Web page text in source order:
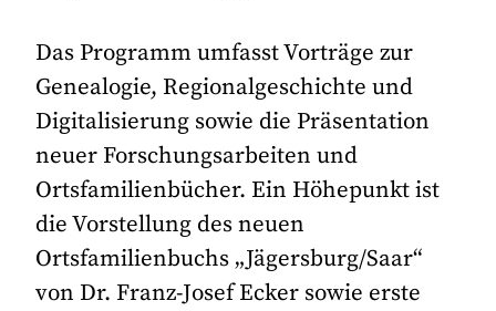
Das Programm umfasst Vorträge zur
Genealogie, Regionalgeschichte und
Digitalisierung sowie die Präsentation
neuer Forschungsarbeiten und
Ortsfamilienbücher. Ein Höhepunkt ist
die Vorstellung des neuen
Ortsfamilienbuchs „Jägersburg/Saar“
von Dr. Franz-Josef Ecker sowie erste